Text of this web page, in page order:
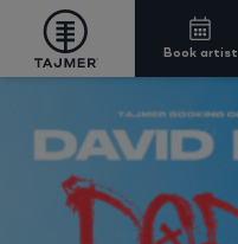
Book artist